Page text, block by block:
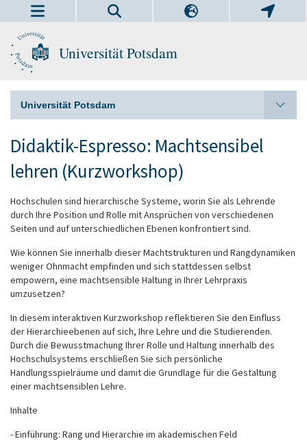
Universität Potsdam
Universität Potsdam
Didaktik-Espresso: Machtsensibel
lehren (Kurzworkshop)
Hochschulen sind hierarchische Systeme, worin Sie als Lehrende
durch Ihre Position und Rolle mit Ansprüchen von verschiedenen
Seiten und auf unterschiedlichen Ebenen konfrontiert sind.
Wie können Sie innerhalb dieser Machtstrukturen und Rangdynamiken
weniger Ohnmacht empfinden und sich stattdessen selbst
empowern, eine machtsensible Haltung in Ihrer Lehrpraxis
umzusetzen?
In diesem interaktiven Kurzworkshop reflektieren Sie den Einfluss
der Hierarchieebenen auf sich, Ihre Lehre und die Studierenden.
Durch die Bewusstmachung Ihrer Rolle und Haltung innerhalb des
Hochschulsystems erschließen Sie sich persönliche
Handlungsspielräume und damit die Grundlage für die Gestaltung
einer machtsensiblen Lehre.
Inhalte
- Einführung: Rang und Hierarchie im akademischen Feld